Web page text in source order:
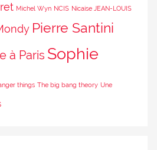
Michel Wyn NCIS Nicaise JEAN-LOUIS
Pierre Santini
à Paris Sophie
things The big bang theory Une